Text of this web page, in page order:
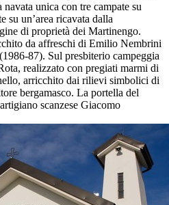
unica con tre campate su
su un’area ricavata dalla
di proprietà dei Martinengo.
da affreschi di Emilio Nembrini
87). Sul presbiterio campeggia
realizzato con pregiati marmi di
arricchito dai rilievi simbolici di
bergamasco. La portella del
scanzese Giacomo